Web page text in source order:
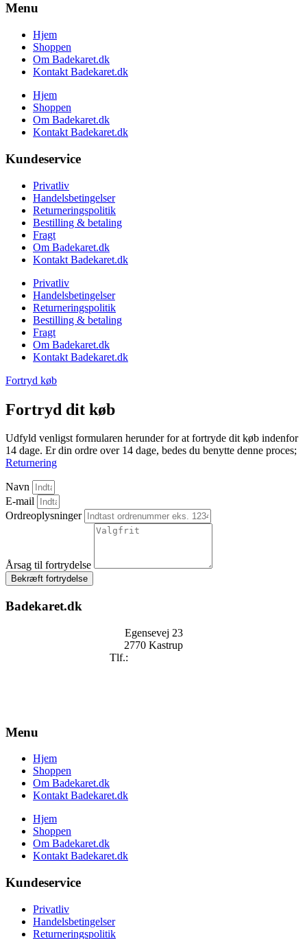
Menu
Hjem
Shoppen
Om Badekaret.dk
Kontakt Badekaret.dk
Hjem
Shoppen
Om Badekaret.dk
Kontakt Badekaret.dk
Kundeservice
Privatliv
Handelsbetingelser
Returneringspolitik
Bestilling & betaling
Fragt
Om Badekaret.dk
Kontakt Badekaret.dk
Privatliv
Handelsbetingelser
Returneringspolitik
Bestilling & betaling
Fragt
Om Badekaret.dk
Kontakt Badekaret.dk
Fortryd køb
Fortryd dit køb
Udfyld venligst formularen herunder for at fortryde dit køb indenfor
14 dage. Er din ordre over 14 dage, bedes du benytte denne proces;
Returnering
Navn
E-mail
Ordreoplysninger
Årsag til fortrydelse
Bekræft fortrydelse
Badekaret.dk
Egensevej 23
2770 Kastrup
Tlf.:
Menu
Hjem
Shoppen
Om Badekaret.dk
Kontakt Badekaret.dk
Hjem
Shoppen
Om Badekaret.dk
Kontakt Badekaret.dk
Kundeservice
Privatliv
Handelsbetingelser
Returneringspolitik